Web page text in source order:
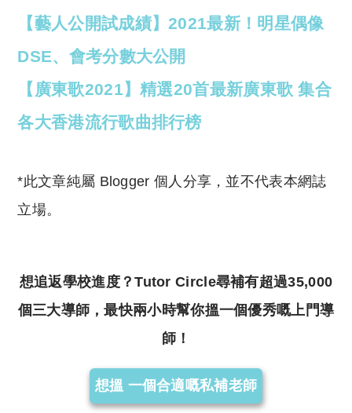
【藝人公開試成績】2021最新！明星偶像
DSE、會考分數大公開
【廣東歌2021】精選20首最新廣東歌 集合
各大香港流行歌曲排行榜
*此文章純屬 Blogger 個人分享，並不代表本網誌
立場。
想追返學校進度？Tutor Circle尋補有超過35,000
個三大導師，最快兩小時幫你搵一個優秀嘅上門導
師！
想搵 一個合適嘅私補老師